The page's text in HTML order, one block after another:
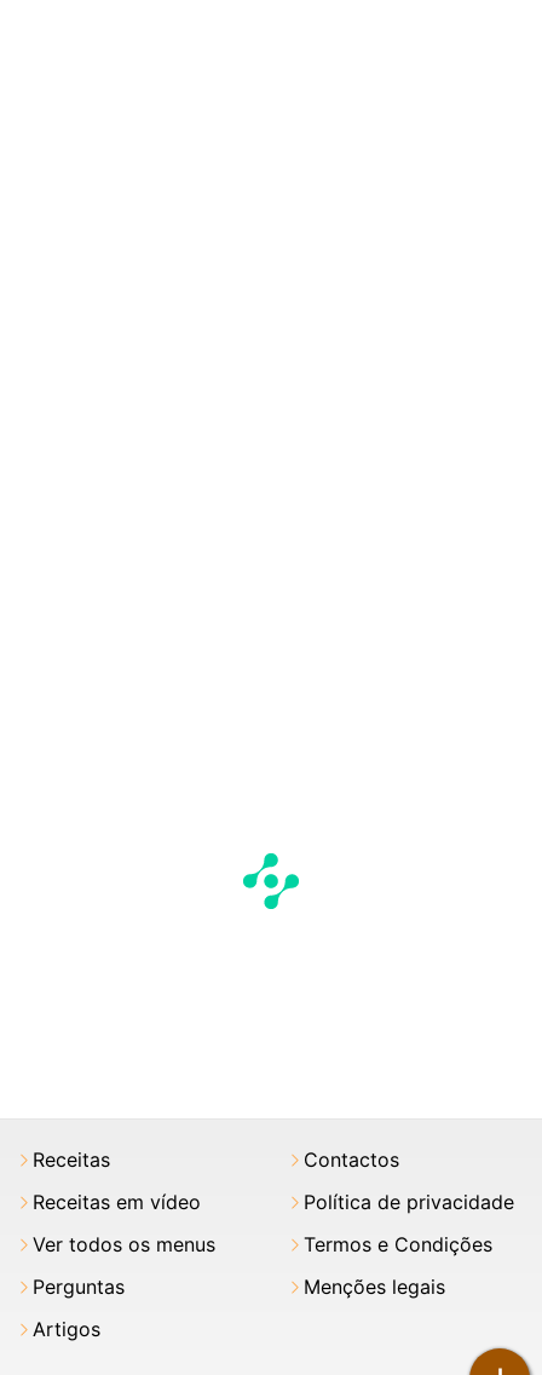
Receitas
Receitas em vídeo
Ver todos os menus
Perguntas
Artigos
Contactos
Política de privacidade
Termos e Condições
Menções legais